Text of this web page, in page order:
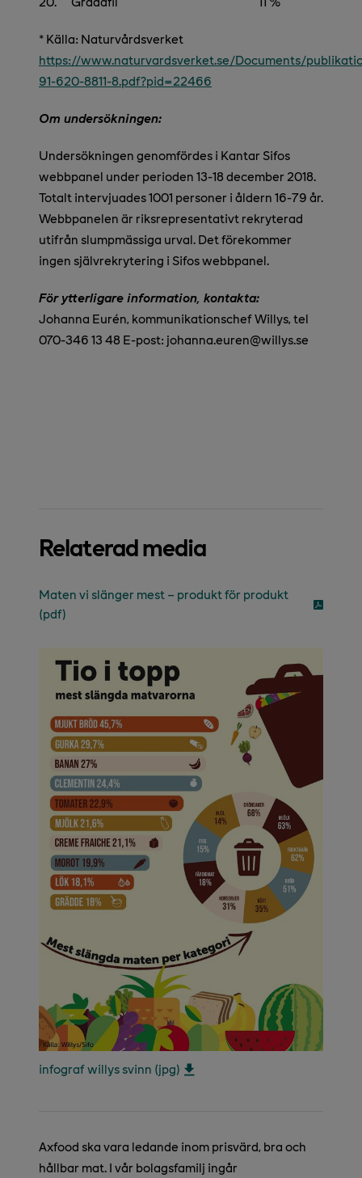
* Källa: Naturvårdsverket
https://www.naturvardsverket.se/Documents/
91-620-8811-8.pdf?pid=22466
Om undersökningen:
Undersökningen genomfördes i Kantar Sifos
webbpanel under perioden 13-18 december 2018.
Totalt intervjuades 1001 personer i åldern 16-79 år.
Webbpanelen är riksrepresentativt rekryterad
utifrån slumpmässiga urval. Det förekommer
ingen självrekrytering i Sifos webbpanel.
För ytterligare information, kontakta:
Johanna Eurén, kommunikationschef Willys, tel
070-346 13 48 E-post: johanna.euren@willys.se
Relaterad media
Maten vi slänger mest – produkt för produkt
(pdf)
infograf willys svinn (jpg)
Axfood ska vara ledande inom prisvärd, bra och
hållbar mat. I vår bolagsfamilj ingår